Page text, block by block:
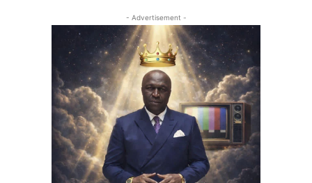
- Advertisement -